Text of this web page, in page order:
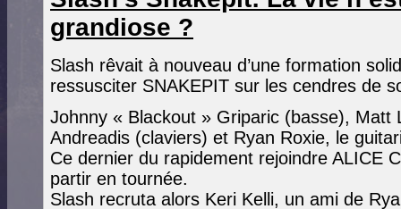
grandiose ?
Slash rêvait à nouveau d’une formation
ressusciter SNAKEPIT sur les cendres de
Johnny « Blackout » Griparic (basse), Matt
Andreadis (claviers) et Ryan Roxie, le
Ce dernier du rapidement rejoindre ALICE
partir en tournée.
Slash recruta alors Keri Kelli, un ami de